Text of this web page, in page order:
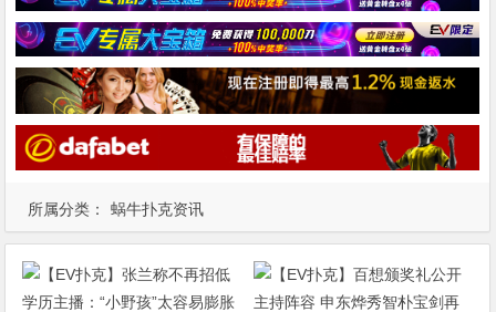
所属分类： 蜗牛扑克资讯